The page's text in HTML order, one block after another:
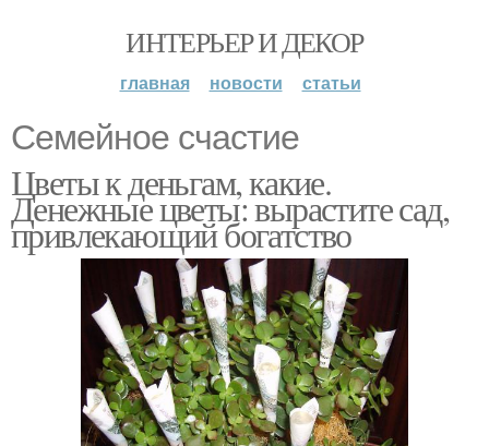
ИНТЕРЬЕР И ДЕКОР
главная новости статьи
Семейное счастие
Цветы к деньгам, какие.
Денежные цветы: вырастите сад,
привлекающий богатство